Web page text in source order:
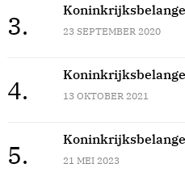
3. 23 SEPTEMBER 2020
4. 13 OKTOBER 2021
5. 21 MEI 2023